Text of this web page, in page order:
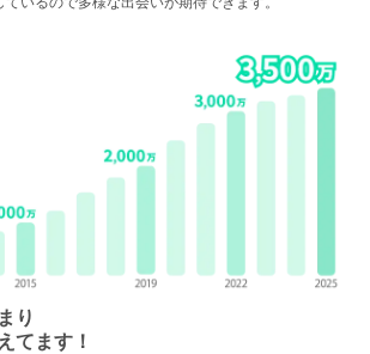
り
てます！